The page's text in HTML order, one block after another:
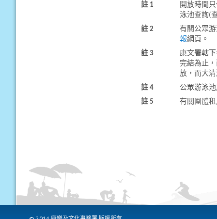
註 1
開放時間
泳池查詢(
註 2
有關公眾
報網頁。
註 3
康文署轄
完結為止
放，而大
註 4
公眾游泳
註 5
有關團體